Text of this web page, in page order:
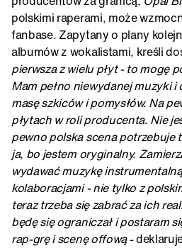
polskimi raperami, może
fanbase. Zapytany o plany
albumów z wokalistami, kreśli
pierwsza z wielu płyt - to mogę
Mam pełno niewydanej muzyki
masę szkiców i pomysłów. Na
płytach w roli producenta. Nie
pewno polska scena potrzebuje
ja, bo jestem oryginalny.
wydawać muzykę
kolaboracjami - nie tylko z
teraz trzeba się zabrać za ich
będę się ograniczał i postaram
rap-grę i scenę offową-